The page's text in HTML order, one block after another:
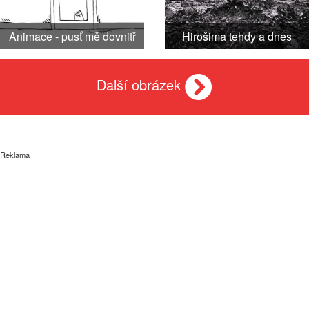
Animace - pusť mě dovnitř Hirošima tehdy a dnes
Další obrázek
Reklama